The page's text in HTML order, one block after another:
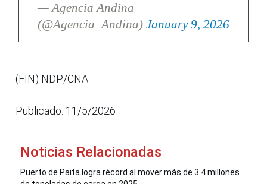
— Agencia Andina
(@Agencia_Andina) January 9, 2026
(FIN) NDP/CNA
Publicado: 11/5/2026
Noticias Relacionadas
Puerto de Paita logra récord al mover más de 3.4 millones